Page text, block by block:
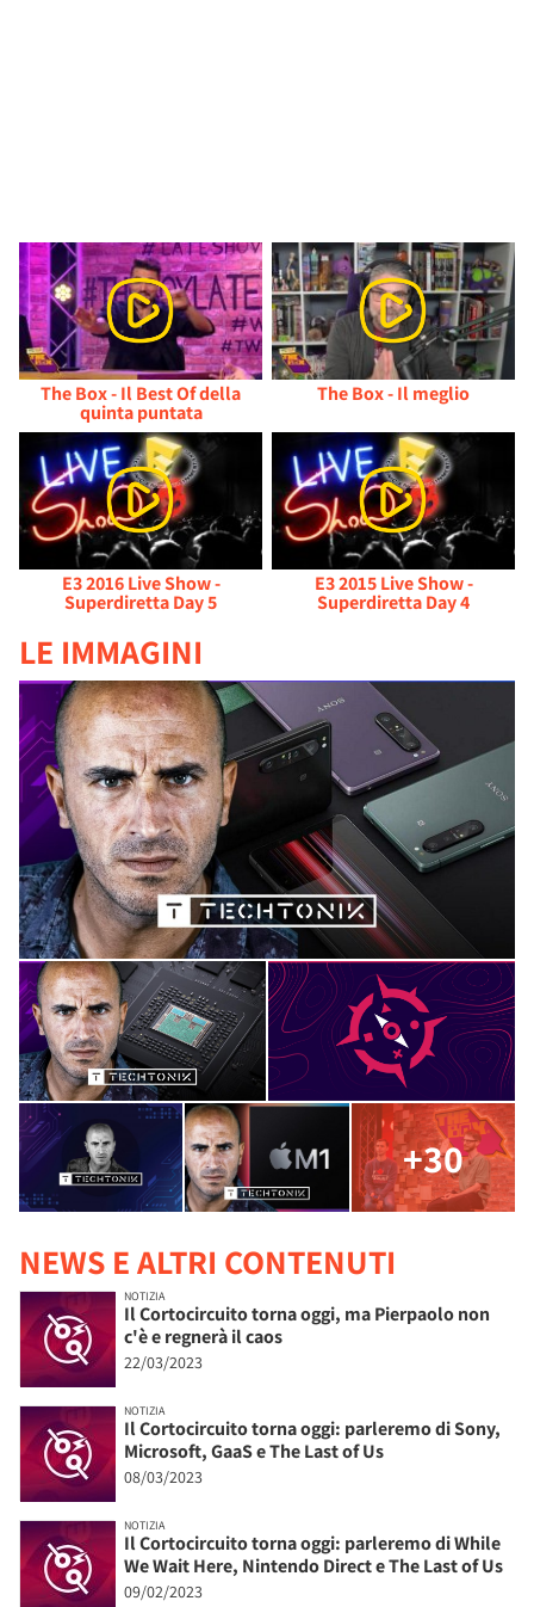
The Box - Il Best Of della
quinta puntata
The Box - Il meglio
E3 2016 Live Show -
Superdiretta Day 5
E3 2015 Live Show -
Superdiretta Day 4
LE IMMAGINI
+30
NEWS E ALTRI CONTENUTI
NOTIZIA
Il Cortocircuito torna oggi, ma Pierpaolo non
c'è e regnerà il caos
22/03/2023
NOTIZIA
Il Cortocircuito torna oggi: parleremo di Sony,
Microsoft, GaaS e The Last of Us
08/03/2023
NOTIZIA
Il Cortocircuito torna oggi: parleremo di While
We Wait Here, Nintendo Direct e The Last of Us
09/02/2023